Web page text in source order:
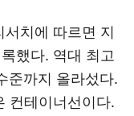
서치에 따르면 지
했다. 역대 최고
준까지 올라섰다.
컨테이너선이다.